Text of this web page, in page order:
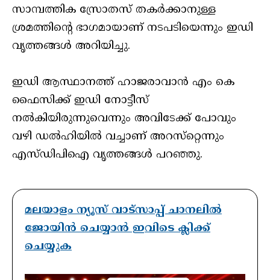
സാമ്പത്തിക സ്രോതസ് തകർക്കാനുള്ള
ശ്രമത്തിന്റെ ഭാഗമായാണ് നടപടിയെന്നും ഇഡി
വൃത്തങ്ങൾ അറിയിച്ചു.
ഇഡി ആസ്ഥാനത്ത് ഹാജരാവാന്‍ എം കെ
ഫൈസിക്ക് ഇഡി നോട്ടീസ്
നല്‍കിയിരുന്നുവെന്നും അവിടേക്ക് പോവും
വഴി ഡൽഹിയിൽ വച്ചാണ് അറസ്‌റ്റെന്നും
എസ്ഡിപിഐ വൃത്തങ്ങള്‍ പറഞ്ഞു.
മലയാളം ന്യൂസ് വാട്സാപ്പ് ചാനലിൽ
ജോയിൻ ചെയ്യാൻ ഇവിടെ ക്ലിക്ക്
ചെയ്യുക